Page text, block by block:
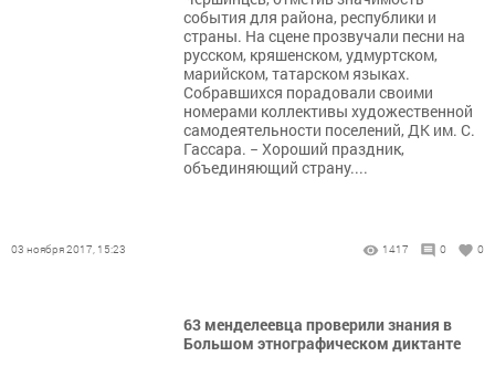
события для района, республики и
страны. На сцене прозвучали песни на
русском, кряшенском, удмуртском,
марийском, татарском языках.
Собравшихся порадовали своими
номерами коллективы художественной
самодеятельности поселений, ДК им. С.
Гассара. − Хороший праздник,
объединяющий страну....
03 ноября 2017, 15:23 1417 0 0
63 менделеевца проверили знания в
Большом этнографическом диктанте